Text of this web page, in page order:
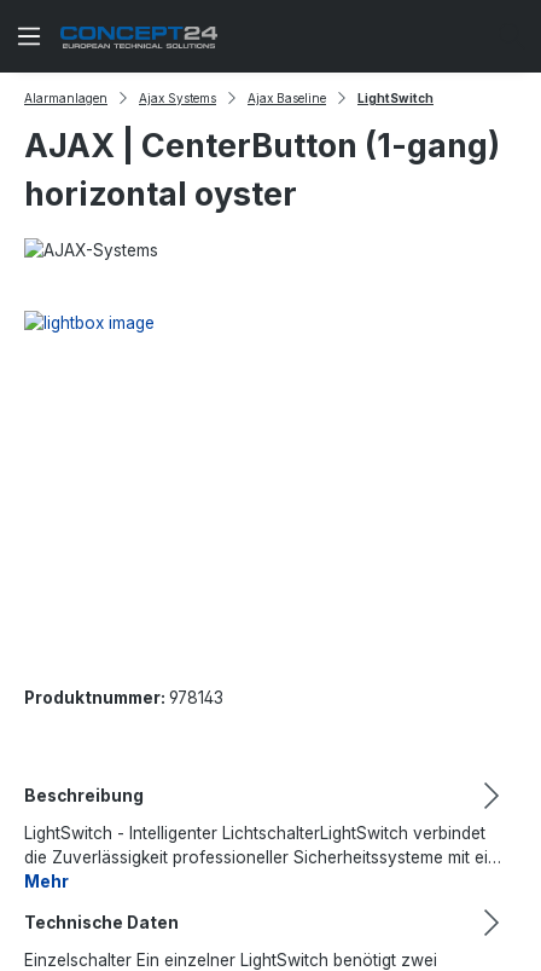
Zum Hauptinhalt springen
Alarmanlagen Ajax Systems Ajax Baseline LightSwitch
AJAX | CenterButton (1-gang)
horizontal oyster
Produktnummer: 978143
Beschreibung
LightSwitch - Intelligenter LichtschalterLightSwitch verbindet
die Zuverlässigkeit professioneller Sicherheitssysteme mit ei…
Mehr
Technische Daten
Einzelschalter Ein einzelner LightSwitch benötigt zwei